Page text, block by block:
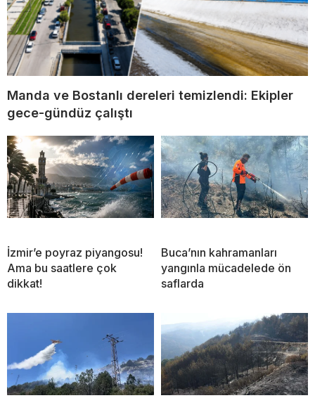
Manda ve Bostanlı dereleri temizlendi: Ekipler
gece-gündüz çalıştı
İzmir’e poyraz piyangosu!
Ama bu saatlere çok
dikkat!
Buca’nın kahramanları
yangınla mücadelede ön
saflarda